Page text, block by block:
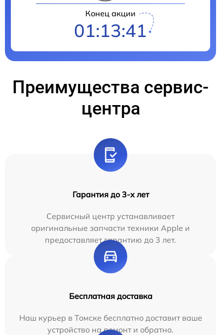
Конец акции
01:13:40
Преимущества сервис-
центра
Гарантия до 3-х лет
Сервисный центр устанавливает
оригинальные запчасти техники Apple и
предоставляет гарантию до 3 лет.
Бесплатная доставка
Наш курьер в Томске бесплатно доставит ваше
устройство на ремонт и обратно.